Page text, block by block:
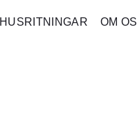
HUSRITNINGAR OM